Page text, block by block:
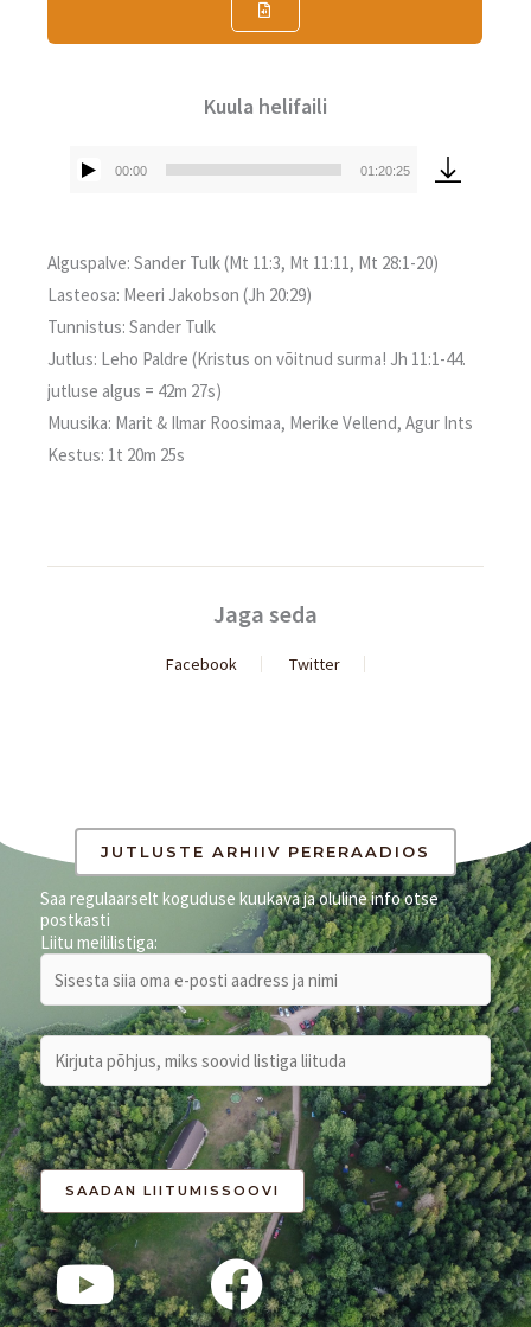
Kuula helifaili
00:00 01:20:25
Alguspalve: Sander Tulk (Mt 11:3, Mt 11:11, Mt 28:1-20)
Lasteosa: Meeri Jakobson (Jh 20:29)
Tunnistus: Sander Tulk
Jutlus: Leho Paldre (Kristus on võitnud surma! Jh 11:1-44.
jutluse algus = 42m 27s)
Muusika: Marit & Ilmar Roosimaa, Merike Vellend, Agur Ints
Kestus: 1t 20m 25s
Jaga seda
Facebook Twitter
JUTLUSTE ARHIIV PERERAADIOS
Saa regulaarselt koguduse kuukava ja oluline info otse
postkasti
Liitu meililistiga: